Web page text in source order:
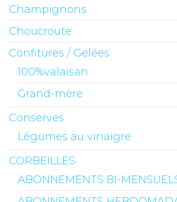
Champignons
Choucroute
Confitures / Gelées
100%valaisan
Grand-mère
Conserves
Légumes au vinaigre
CORBEILLES
ABONNEMENTS BI-